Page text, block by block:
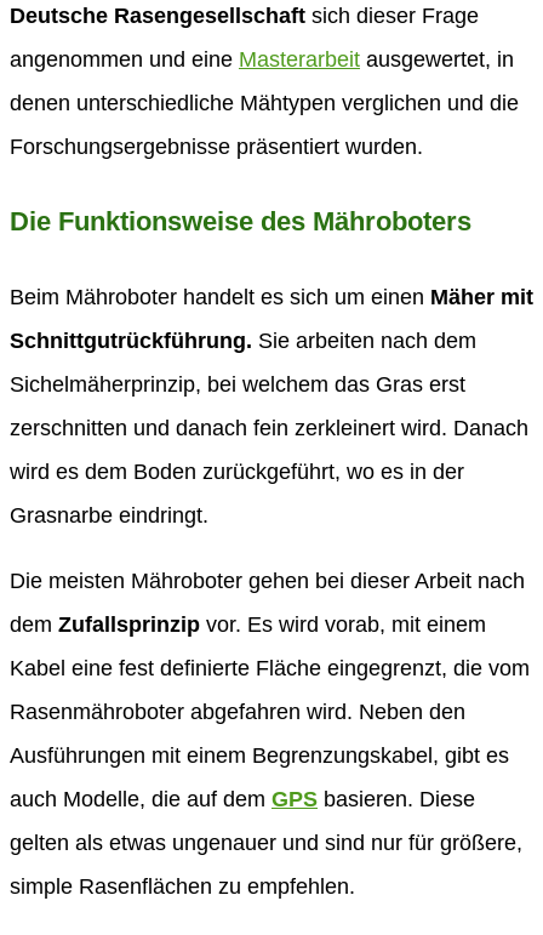
Deutsche Rasengesellschaft sich dieser Frage
angenommen und eine Masterarbeit ausgewertet, in
denen unterschiedliche Mähtypen verglichen und die
Forschungsergebnisse präsentiert wurden.
Die Funktionsweise des Mähroboters
Beim Mähroboter handelt es sich um einen Mäher mit
Schnittgutrückführung. Sie arbeiten nach dem
Sichelmäherprinzip, bei welchem das Gras erst
zerschnitten und danach fein zerkleinert wird. Danach
wird es dem Boden zurückgeführt, wo es in der
Grasnarbe eindringt.
Die meisten Mähroboter gehen bei dieser Arbeit nach
dem Zufallsprinzip vor. Es wird vorab, mit einem
Kabel eine fest definierte Fläche eingegrenzt, die vom
Rasenmähroboter abgefahren wird. Neben den
Ausführungen mit einem Begrenzungskabel, gibt es
auch Modelle, die auf dem GPS basieren. Diese
gelten als etwas ungenauer und sind nur für größere,
simple Rasenflächen zu empfehlen.